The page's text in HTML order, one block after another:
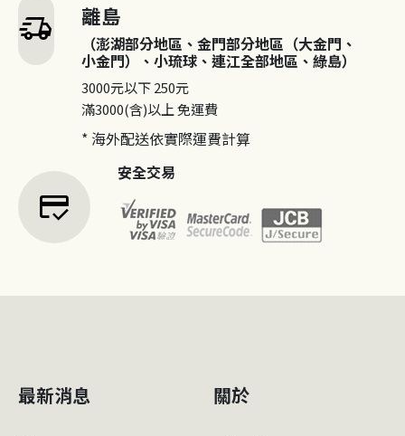
delivery_truck_speed 離島
（澎湖部分地區、金門部分地區（大金門、
小金門）、小琉球、連江全部地區、綠島）
3000元以下250元
滿3000(含)以上免運費
* 海外配送依實際運費計算
credit_score
安全交易
最新消息 關於